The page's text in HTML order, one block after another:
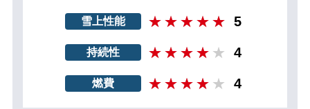
雪上性能 5
持続性 4
燃費 4